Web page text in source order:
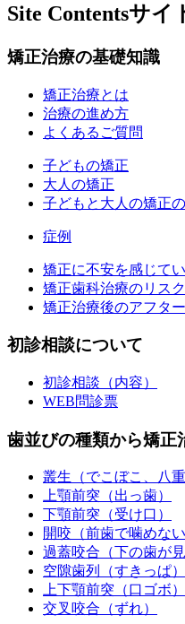
Site Contentsサイ
矯正治療の基礎知識
矯正治療とは
治療の進め方
よくあるご質問
子どもの矯正
大人の矯正
子どもと大人の矯正
症例
矯正に不安を感じて
矯正歯科治療のリス
矯正治療後のアフタ
初診相談について
初診相談（内容）
WEB問診票
歯並びの種類から矯正
叢生（でこぼこ、八重
上顎前突（出っ歯）
下顎前突（受け口）
開咬（前歯で噛めない
過蓋咬合（下の歯が見
空隙歯列（すきっぱ）
上下顎前突（口ゴボ）
交叉咬合（ずれ）